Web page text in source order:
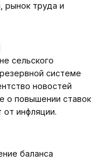
рынок труда и
сельского
системе
новостей
о повышении ставок
инфляции.
баланса